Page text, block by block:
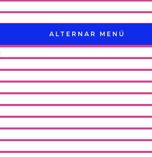
ALTERNAR MENÚ